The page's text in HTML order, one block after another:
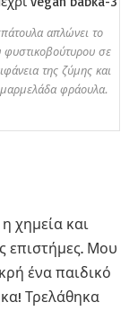
απλώνει το
φυστικοβούτυρου σε
της ζύμης και
μαρμελάδα φράουλα.
χημεία και
επιστήμες. Μου
ένα παιδικό
Τρελάθηκα